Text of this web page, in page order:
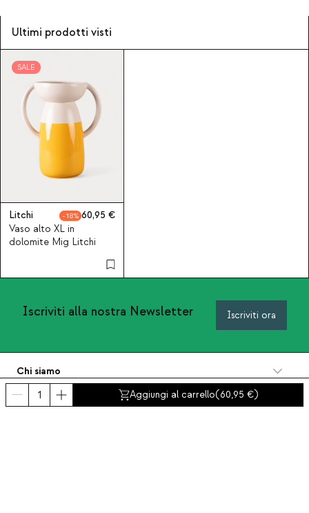
Aggiungi al carrello(60,95 )
Ultimi prodotti visti
SALE
Litchi 18
60,95
Vaso alto XL in
dolomite Mig Litchi
Iscriviti alla nostra Newsletter Iscriviti ora
Chi siamo
Categorie
Contatto e aiuto